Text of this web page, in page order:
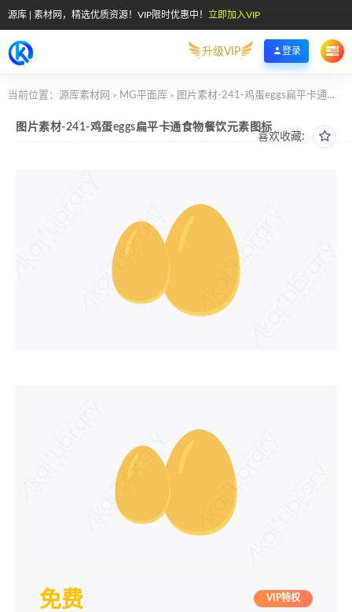
源库 | 素材网，精选优质资源！VIP限时优惠中！ 立即加入VIP
升级VIP 登录
当前位置： 源库素材网 > MG平面库 > 图片素材-241-鸡蛋eggs扁平卡通食物餐饮元素图标
喜欢收藏:
图片素材-241-鸡蛋eggs扁平卡通食物餐饮元素图标
免费 VIP特权